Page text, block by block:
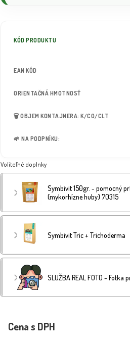
KÓD PRODUKTU
EAN KÓD
ORIENTAČNÁ HMOTNOSŤ
🗑️ OBJEM KONTAJNERA: K/CO/CLT
🌱 NA PODPNÍKU:
Voliteľné doplnky
Symbivit 150gr. - pomocný
(mykorhízne huby) 70315
Symbivit Tric + Trichoderma
SLUŽBA REAL FOTO - Fotka
Cena s DPH